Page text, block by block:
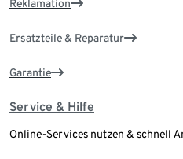
Reklamation
Ersatzteile & Reparatur
Garantie
Service & Hilfe
Online-Services nutzen & schnell